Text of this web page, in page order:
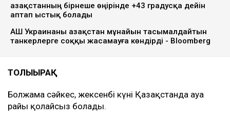
Қазақстанның бірнеше өңірінде +43 градусқа дейін
аптап ыстық болады
АҚШ Украинаны Қазақстан мұнайын тасымалдайтын
танкерлерге соққы жасамауға көндірді - Bloomberg
ТОЛЫҒЫРАҚ
Болжамға сәйкес, жексенбі күні Қазақстанда ауа
райы қолайсыз болады.